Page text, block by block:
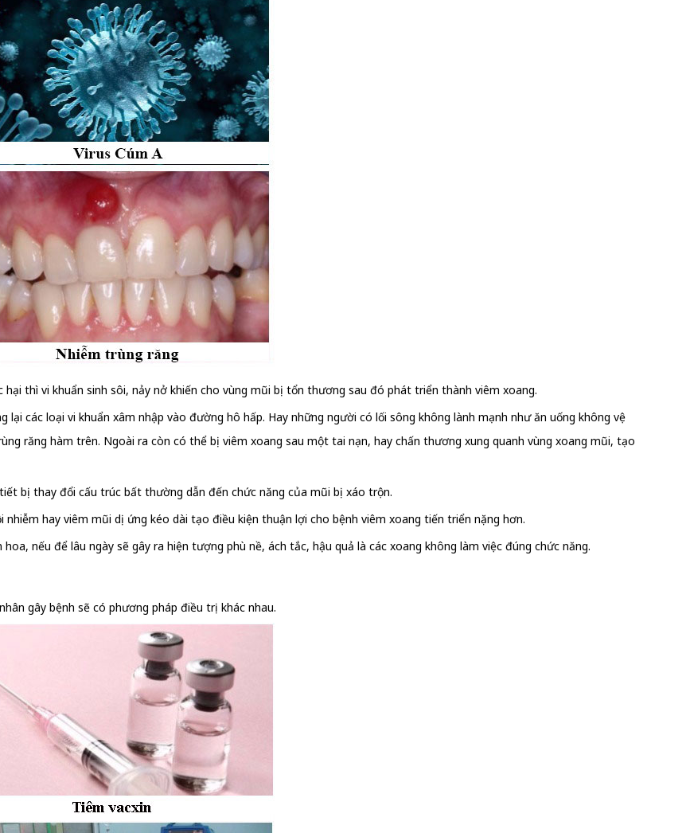
thì vi khuẩn sinh sôi, nảy nở khiến cho vùng mũi bị tổn thương sau đó phát triển thành viêm xoang.
các loại vi khuẩn xâm nhập vào đường hô hấp. Hay những người có lối sông không lành mạnh như ăn uống không vệ
răng hàm trên. Ngoài ra còn có thể bị viêm xoang sau một tai nạn, hay chấn thương xung quanh vùng xoang mũi, tạo
bị thay đổi cấu trúc bất thường dẫn đến chức năng của mũi bị xáo trộn.
hay viêm mũi dị ứng kéo dài tạo điều kiện thuận lợi cho bệnh viêm xoang tiến triển nặng hơn.
nếu để lâu ngày sẽ gây ra hiện tượng phù nề, ách tắc, hậu quả là các xoang không làm việc đúng chức năng.
gây bệnh sẽ có phương pháp điều trị khác nhau.